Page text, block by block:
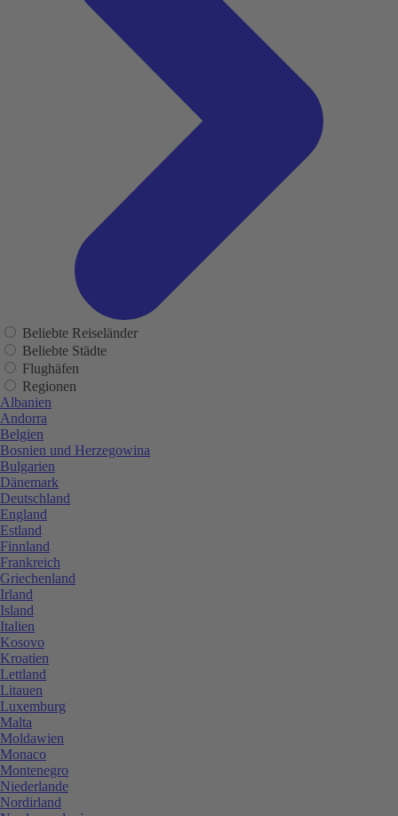
Beliebte Reiseländer
Beliebte Städte
Flughäfen
Regionen
Albanien
Andorra
Belgien
Bosnien und Herzegowina
Bulgarien
Dänemark
Deutschland
England
Estland
Finnland
Frankreich
Griechenland
Irland
Island
Italien
Kosovo
Kroatien
Lettland
Litauen
Luxemburg
Malta
Moldawien
Monaco
Montenegro
Niederlande
Nordirland